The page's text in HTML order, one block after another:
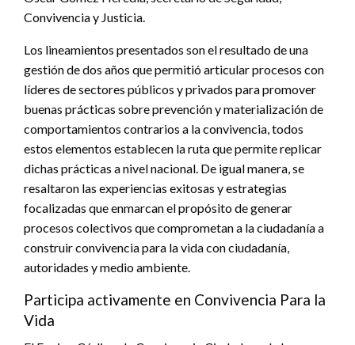
Convivencia y Justicia.
Los lineamientos presentados son el resultado de una
gestión de dos años que permitió articular procesos con
líderes de sectores públicos y privados para promover
buenas prácticas sobre prevención y materialización de
comportamientos contrarios a la convivencia, todos
estos elementos establecen la ruta que permite replicar
dichas prácticas a nivel nacional. De igual manera, se
resaltaron las experiencias exitosas y estrategias
focalizadas que enmarcan el propósito de generar
procesos colectivos que comprometan a la ciudadanía a
construir convivencia para la vida con ciudadanía,
autoridades y medio ambiente.
Participa activamente en Convivencia Para la
Vida